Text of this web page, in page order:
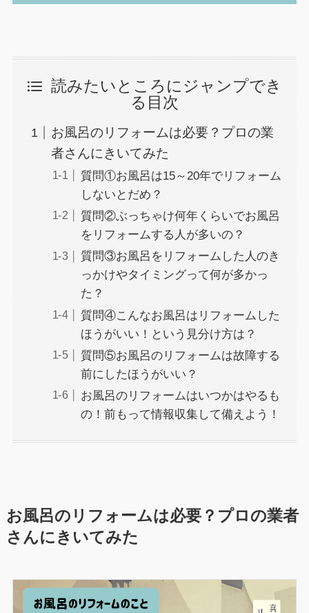
読みたいところにジャンプでき
る目次
お風呂のリフォームは必要？プロの業
者さんにきいてみた
質問①お風呂は15～20年でリフォーム
しないとだめ？
質問②ぶっちゃけ何年くらいでお風呂
をリフォームする人が多いの？
質問③お風呂をリフォームした人のき
っかけやタイミングって何が多かっ
た？
質問④こんなお風呂はリフォームした
ほうがいい！という見分け方は？
質問⑤お風呂のリフォームは故障する
前にしたほうがいい？
お風呂のリフォームはいつかはやるも
の！前もって情報収集して備えよう！
お風呂のリフォームは必要？プロの業者
さんにきいてみた